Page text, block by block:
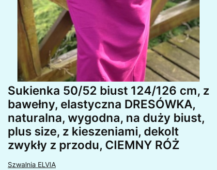
Sukienka 50/52 biust 124/126 cm, z
bawełny, elastyczna DRESÓWKA,
naturalna, wygodna, na duży biust,
plus size, z kieszeniami, dekolt
zwykły z przodu, CIEMNY RÓŻ
Szwalnia ELVIA